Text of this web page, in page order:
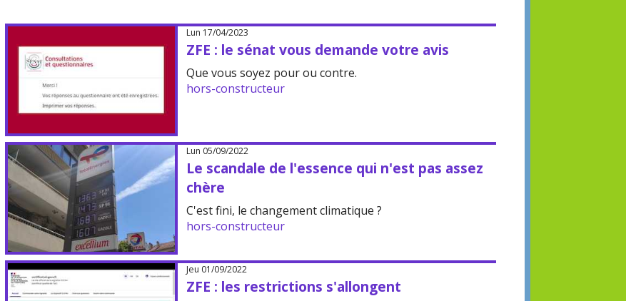
Lun 17/04/2023
ZFE : le sénat vous demande votre avis
Que vous soyez pour ou contre.
hors-constructeur
Lun 05/09/2022
Le scandale de l'essence qui n'est pas assez
chère
C'est fini, le changement climatique ?
hors-constructeur
Jeu 01/09/2022
ZFE : les restrictions s'allongent